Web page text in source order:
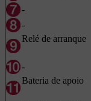
-
-
Relé de arranque
-
Bateria de apoio